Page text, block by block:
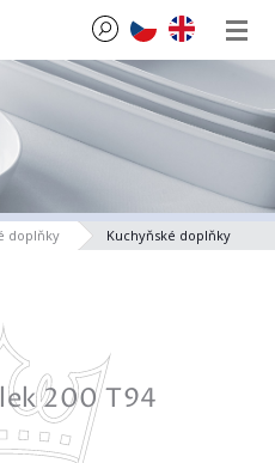
doplňky Kuchyňské doplňky
200 T94